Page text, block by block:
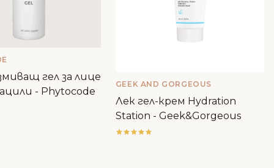
гел за лице
- Phytocode
GEEK AND GORGEOUS
Лек гел-крем Hydration
Station - Geek&Gorgeous